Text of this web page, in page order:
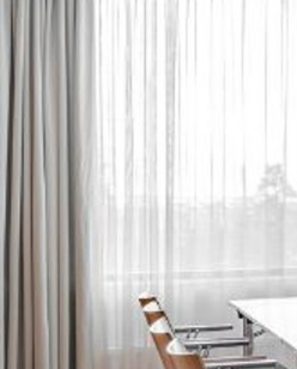
Katso kuva 1 / 1